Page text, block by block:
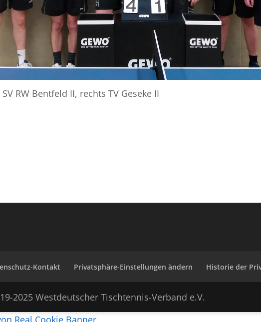
RW Bentfeld II, rechts TV Geseke II
Kontakt Privatsphäre-Einstellungen ändern Historie der
2025 Westdeutscher Tischtennis-Verband e.V.
Real Cookie Banner